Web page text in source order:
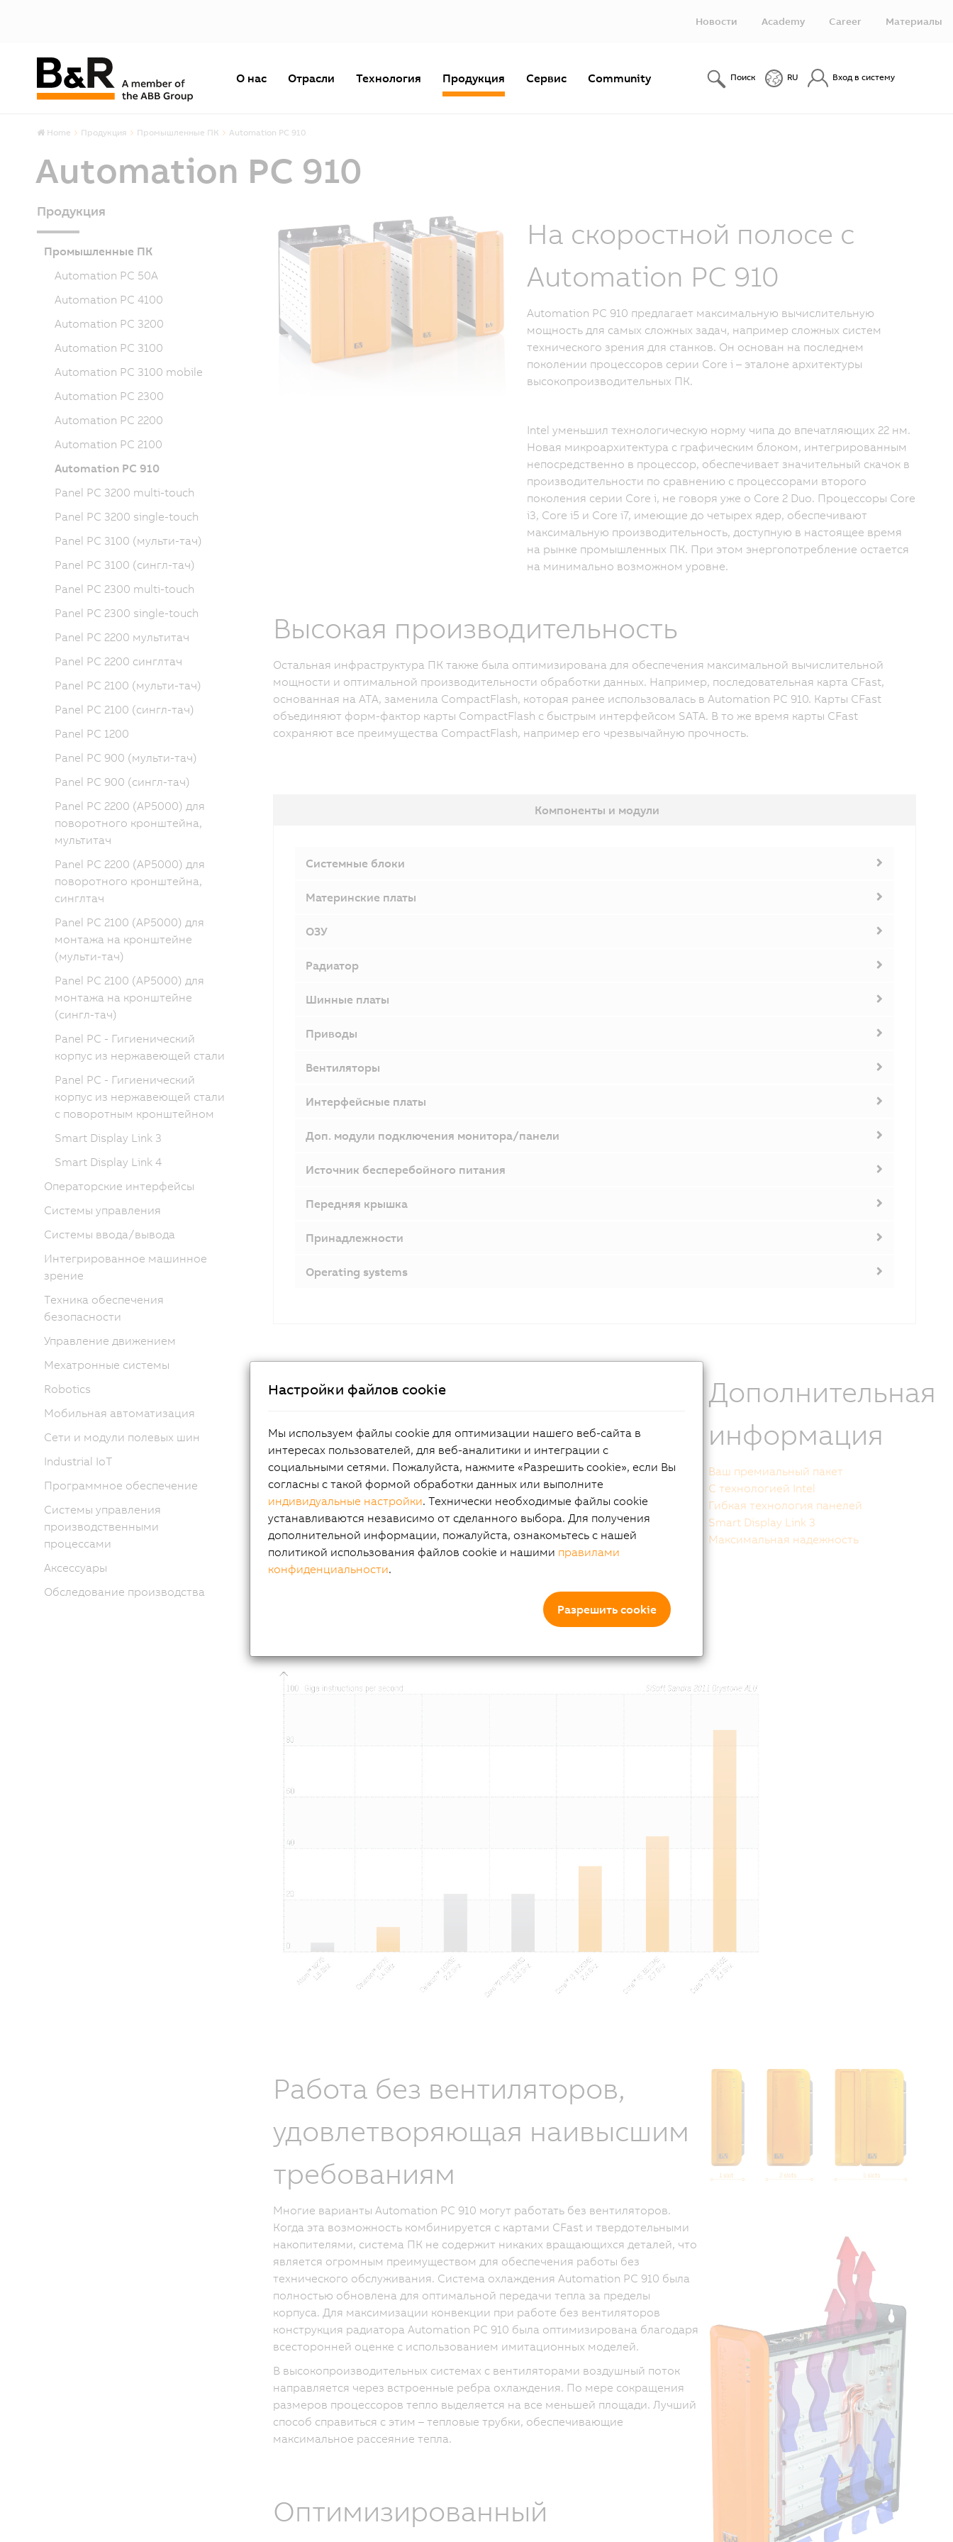
Новости Academy Career Материалы
О нас Отрасли Технология Продукция Сервис Community Поиск RU Вход в систему
Home Продукция Промышленные ПК Automation PC 910
Automation PC 910
На скоростной полосе с
Automation PC 910
Automation PC 910 предлагает максимальную вычислительную
мощность для самых сложных задач, например сложных систем
технического зрения для станков. Он основан на последнем
поколении процессоров серии Core i – эталоне архитектуры
высокопроизводительных ПК.
Intel уменьшил технологическую норму чипа до впечатляющих 22 нм.
Новая микроархитектура с графическим блоком, интегрированным
непосредственно в процессор, обеспечивает значительный скачок в
производительности по сравнению с процессорами второго
поколения серии Core i, не говоря уже о Core 2 Duo. Процессоры Core
i3, Core i5 и Core i7, имеющие до четырех ядер, обеспечивают
максимальную производительность, доступную в настоящее время
на рынке промышленных ПК. При этом энергопотребление остается
на минимально возможном уровне.
Высокая производительность
Остальная инфраструктура ПК также была оптимизирована для обеспечения максимальной вычислительной
мощности и оптимальной производительности обработки данных. Например, последовательная карта CFast,
основанная на ATA, заменила CompactFlash, которая ранее использовалась в Automation PC 910. Карты CFast
объединяют форм-фактор карты CompactFlash с быстрым интерфейсом SATA. В то же время карты CFast
сохраняют все преимущества CompactFlash, например его чрезвычайную прочность.
Компоненты и модули
Системные блоки
Материнские платы
ОЗУ
Радиатор
Шинные платы
Приводы
Вентиляторы
Интерфейсные платы
Доп. модули подключения монитора/панели
Источник бесперебойного питания
Передняя крышка
Принадлежности
Operating systems
Многоядерный
С момента появления процессоров Core Duo многоядерный подход стал
фундаментом для дальнейшего развития процессорной технологии.
Достигнув физических ограничений, одноядерные процессоры больше не
могли повышать производительность без значительного увеличения
энергопотребления. Многоядерные процессоры урегулировали этот
конфликт интересов, позволив большей производительности идти рука об
руку с более эффективным использованием энергии. Последнее поколение
серии Core i, использованное в системах Automation PC 910, включает
богатый выбор высокопроизводительных двух- и четырехъядерных
энергопотреблением, позволяющих Automation PC 910 работать без
Дополнительная
информация
Ваш премиальный пакет
С технологией Intel
Гибкая технология панелей
Smart Display Link 3
Максимальная надежность
Работа без вентиляторов,
удовлетворяющая наивысшим
требованиям
Многие варианты Automation PC 910 могут работать без вентиляторов.
Когда эта возможность комбинируется с картами CFast и твердотельными
накопителями, система ПК не содержит никаких вращающихся деталей, что
является огромным преимуществом для обеспечения работы без
технического обслуживания. Система охлаждения Automation PC 910 была
полностью обновлена для оптимальной передачи тепла за пределы
корпуса. Для максимизации конвекции при работе без вентиляторов
конструкция радиатора Automation PC 910 была оптимизирована благодаря
всесторонней оценке с использованием имитационных моделей.
В высокопроизводительных системах с вентиляторами воздушный поток
направляется через встроенные ребра охлаждения. По мере сокращения
размеров процессоров тепло выделяется на все меньшей площади. Лучший
способ справиться с этим – тепловые трубки, обеспечивающие
максимальное рассеяние тепла.
Оптимизированный
Продукция
Промышленные ПК
Automation PC 50A
Automation PC 4100
Automation PC 3200
Automation PC 3100
Automation PC 3100 mobile
Automation PC 2300
Automation PC 2200
Automation PC 2100
Automation PC 910
Panel PC 3200 multi-touch
Panel PC 3200 single-touch
Panel PC 3100 (мульти-тач)
Panel PC 3100 (сингл-тач)
Panel PC 2300 multi-touch
Panel PC 2300 single-touch
Panel PC 2200 мультитач
Panel PC 2200 синглтач
Panel PC 2100 (мульти-тач)
Panel PC 2100 (сингл-тач)
Panel PC 1200
Panel PC 900 (мульти-тач)
Panel PC 900 (сингл-тач)
Panel PC 2200 (AP5000) для
поворотного кронштейна,
мультитач
Panel PC 2200 (AP5000) для
поворотного кронштейна,
синглтач
Panel PC 2100 (AP5000) для
монтажа на кронштейне
(мульти-тач)
Panel PC 2100 (AP5000) для
монтажа на кронштейне
(сингл-тач)
Panel PC - Гигиенический
корпус из нержавеющей стали
Panel PC - Гигиенический
корпус из нержавеющей стали
с поворотным кронштейном
Smart Display Link 3
Smart Display Link 4
Операторские интерфейсы
Системы управления
Системы ввода/вывода
Интегрированное машинное
зрение
Техника обеспечения
безопасности
Управление движением
Мехатронные системы
Robotics
Мобильная автоматизация
Сети и модули полевых шин
Industrial IoT
Программное обеспечение
Системы управления
производственными
процессами
Аксессуары
Обследование производства
Настройки файлов cookie
Мы используем файлы cookie для оптимизации нашего веб-сайта в
интересах пользователей, для веб-аналитики и интеграции с
социальными сетями. Пожалуйста, нажмите «Разрешить cookie», если Вы
согласны с такой формой обработки данных или выполните
индивидуальные настройки. Технически необходимые файлы cookie
устанавливаются независимо от сделанного выбора. Для получения
дополнительной информации, пожалуйста, ознакомьтесь с нашей
политикой использования файлов cookie и нашими правилами
конфиденциальности.
Разрешить cookie